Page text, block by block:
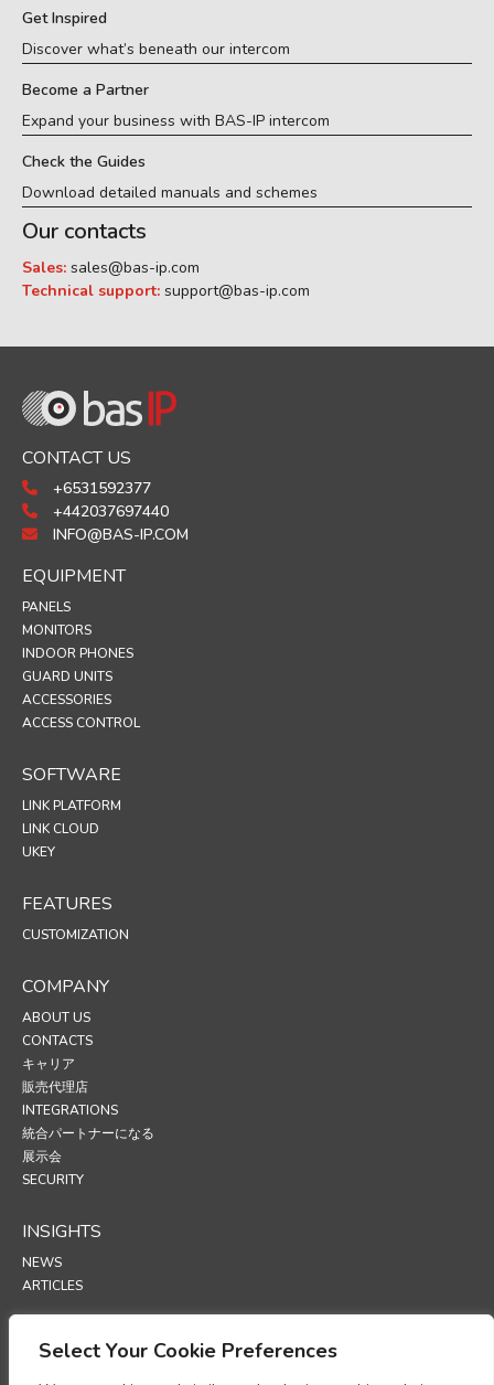
Select Your Cookie Preferences
Get Inspired
Discover what’s beneath our intercom
Become a Partner
Expand your business with BAS-IP intercom
Check the Guides
Download detailed manuals and schemes
Our contacts
Sales: sales@bas-ip.com
Technical support: support@bas-ip.com
CONTACT US
+6531592377
+442037697440
INFO@BAS-IP.COM
EQUIPMENT
PANELS
MONITORS
INDOOR PHONES
GUARD UNITS
ACCESSORIES
ACCESS CONTROL
SOFTWARE
LINK PLATFORM
LINK CLOUD
UKEY
FEATURES
CUSTOMIZATION
COMPANY
ABOUT US
CONTACTS
キャリア
販売代理店
INTEGRATIONS
統合パートナーになる
展示会
SECURITY
INSIGHTS
NEWS
ARTICLES
SUPPORT